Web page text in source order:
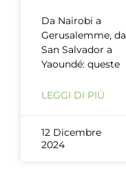
Da Nairobi a
Gerusalemme, da
San Salvador a
Yaoundé: queste
LEGGI DI PIÙ
12 Dicembre
2024